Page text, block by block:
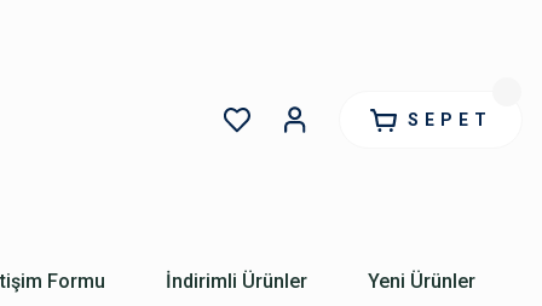
SEPET
Formu İndirimli Ürünler Yeni Ürünler